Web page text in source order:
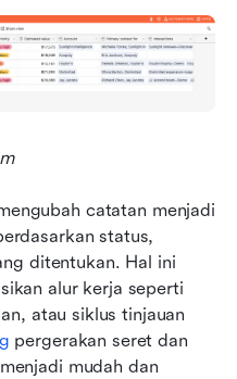
catatan menjadi
status,
ditentukan. Hal ini
alur kerja seperti
atau siklus tinjauan
pergerakan seret dan
mudah dan